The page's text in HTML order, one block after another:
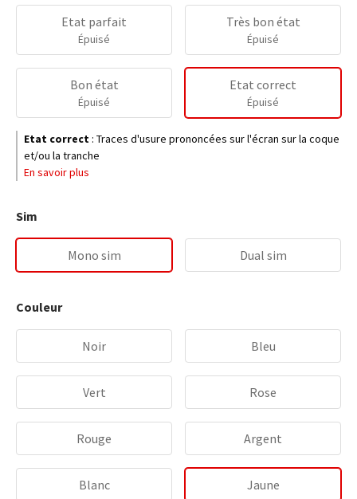
Etat parfait
Épuisé
Très bon état
Épuisé
Bon état
Épuisé
Etat correct
Épuisé
Etat correct : Traces d'usure prononcées sur l'écran sur la coque
et/ou la tranche
En savoir plus
Sim
Mono sim Dual sim
Couleur
Noir Bleu
Vert Rose
Rouge Argent
Blanc Jaune